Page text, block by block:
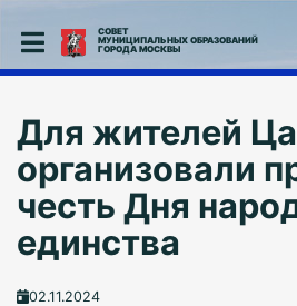
СОВЕТ
МУНИЦИПАЛЬНЫХ ОБРАЗОВАНИЙ
ГОРОДА МОСКВЫ
Для жителей
организовали
честь Дня
единства
02.11.2024